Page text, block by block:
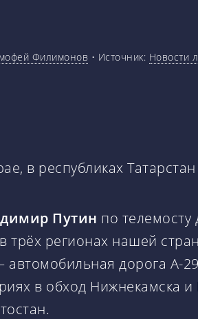
Филимонов • Источник: Новости
в республиках
Путин по
трёх регионах нашей
дорога А-
в обход Нижнекамска